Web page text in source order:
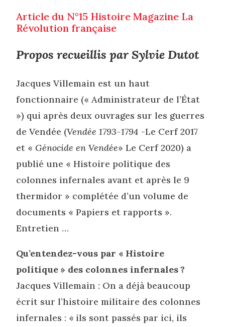
Article du N°15 Histoire Magazine La
Révolution française
Propos recueillis par Sylvie Dutot
Jacques Villemain est un haut
fonctionnaire (« Administrateur de l’État
») qui après deux ouvrages sur les guerres
de Vendée (Vendée 1793-1794 -Le Cerf 2017
et «Génocide en Vendée» Le Cerf 2020) a
publié une « Histoire politique des
colonnes infernales avant et après le 9
thermidor » complétée d’un volume de
documents « Papiers et rapports ».
Entretien …
Qu’entendez-vous par « Histoire
politique » des colonnes infernales ?
Jacques Villemain : On a déjà beaucoup
écrit sur l’histoire militaire des colonnes
infernales : « ils sont passés par ici, ils